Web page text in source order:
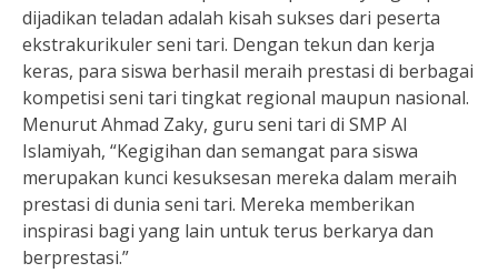
dijadikan teladan adalah kisah sukses dari peserta
ekstrakurikuler seni tari. Dengan tekun dan kerja
keras, para siswa berhasil meraih prestasi di berbagai
kompetisi seni tari tingkat regional maupun nasional.
Menurut Ahmad Zaky, guru seni tari di SMP Al
Islamiyah, “Kegigihan dan semangat para siswa
merupakan kunci kesuksesan mereka dalam meraih
prestasi di dunia seni tari. Mereka memberikan
inspirasi bagi yang lain untuk terus berkarya dan
berprestasi.”